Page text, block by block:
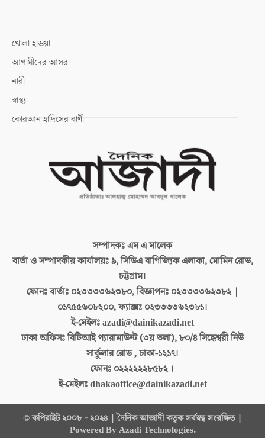
খোলা হাওয়া
আগামীদের আসর
নারী
স্বাস্থ্য
কোরআন হাদিসের বাণী
সম্পাদকঃএম এ মালেক
বার্তা ও সম্পাদকীয় কার্যালয়ঃ৯, সিডিএ বাণিজ্যিক এলাকা, মোমিন রোড,
চট্টগ্রাম।
ফোনঃ বার্তাঃ ০২৩৩৩৩৬২৩৮০, বিজ্ঞাপনঃ ০২৩৩৩৩৬২৩৮২ |
০১৭৫৫৬০৮২০০, ফ্যাক্সঃ ০২৩৩৩৩৬২৩৮১।
ই-মেইলঃazadi@dainikazadi.net
ঢাকা অফিসঃবিটিআই প্যারামাউন্ট (৩য় তলা), ৮০/৪ সিদ্ধেশ্বরী নিউ
সার্কুলার রোড , ঢাকা-১২১৭।
ফোনঃ ০২২২২২২৮৫৮২ ।
ই-মেইলঃdhakaoffice@dainikazadi.net
© কপিরাইট ২০০৮ - ২০২৪ | দৈনিক আজাদী কতৃক সর্বস্বত্ব সংরক্ষিত |
Powered By Azadi Technologies.